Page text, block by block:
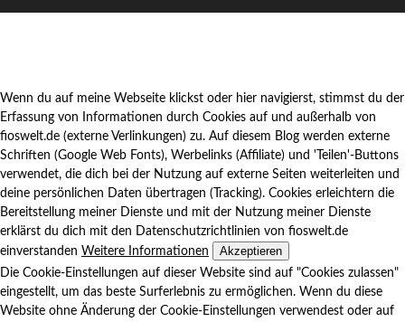
Wenn du auf meine Webseite klickst oder hier navigierst, stimmst du der
Erfassung von Informationen durch Cookies auf und außerhalb von
fioswelt.de (externe Verlinkungen) zu. Auf diesem Blog werden externe
Schriften (Google Web Fonts), Werbelinks (Affiliate) und 'Teilen'-Buttons
verwendet, die dich bei der Nutzung auf externe Seiten weiterleiten und
deine persönlichen Daten übertragen (Tracking). Cookies erleichtern die
Bereitstellung meiner Dienste und mit der Nutzung meiner Dienste
erklärst du dich mit den Datenschutzrichtlinien von fioswelt.de
einverstanden Weitere Informationen Akzeptieren
Die Cookie-Einstellungen auf dieser Website sind auf "Cookies zulassen"
eingestellt, um das beste Surferlebnis zu ermöglichen. Wenn du diese
Website ohne Änderung der Cookie-Einstellungen verwendest oder auf